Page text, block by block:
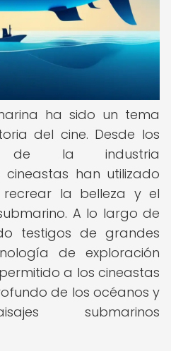
ha sido un tema
del cine. Desde los
de la industria
han utilizado
la belleza y el
A lo largo de
testigos de grandes
de exploración
a los cineastas
de los océanos y
submarinos